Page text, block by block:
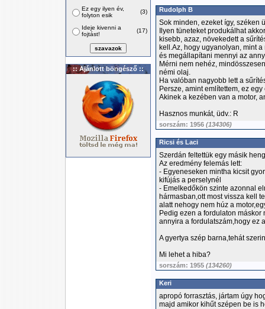
Ez egy ilyen év,
folyton esik
(3)
Ideje kivenni a
fojtást!
(17)
:: Ajánlott böngésző ::
Rudolph B
Sok minden, ezeket így, széken
Ilyen tüneteket produkálhat
kisebb, azaz, növekedett a
kell.Az, hogy ugyanolyan, mint
és megállapítani mennyi az
Mérni nem nehéz,
némi olaj.
Ha valóban nagyobb lett a
Persze, amint említettem, ez
Akinek a kezében van a motor,
Hasznos munkát, üdv.: R
sorszám: 1956 (134306)
Ricsi és Laci
Szerdán feltettük egy másik
Az eredmény felemás lett:
- Egyeneseken mintha kicsit
kifújás a perselynél
- Emelkedőkön szinte azonnal
hármasban,ott most vissza kell
alatt nehogy nem húz a
Pedig ezen a fordulaton máskor
annyira a fordulatszám,hogy ez
A gyertya szép barna,tehát
Mi lehet a hiba?
sorszám: 1955 (134260)
Keri
apropó forrasztás, jártam úgy
majd amikor kihűt szépen be is